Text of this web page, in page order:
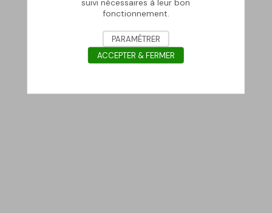
fonctionnement.
PARAMÉTRER
ACCEPTER & FERMER